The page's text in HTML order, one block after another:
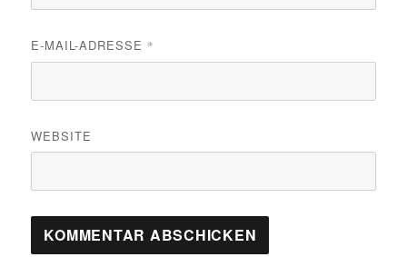
E-MAIL-ADRESSE *
WEBSITE